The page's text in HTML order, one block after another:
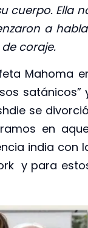
cuerpo. Ella
a
coraje.
Mahoma
satánicos”
se
en
india con
y para